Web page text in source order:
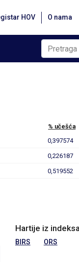
HOV O nama
% učešća
0,397574
0,226187
0,519552
Hartije iz
BIRS ORS